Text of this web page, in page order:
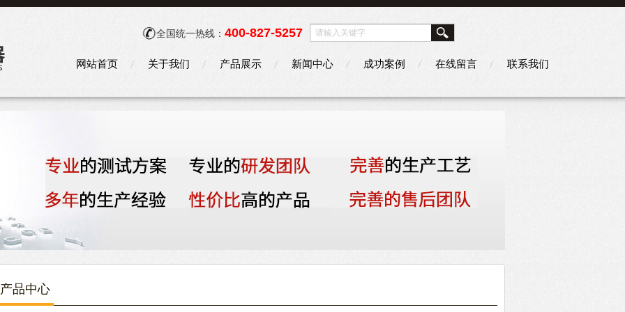
全国统一热线： 400-827-5257
网站首页 关于我们 产品展示 新闻中心 成功案例 在线留言 联系我们
产品中心